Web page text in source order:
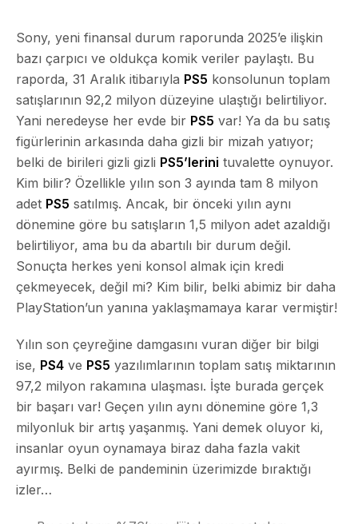
Sony, yeni finansal durum raporunda 2025’e ilişkin
bazı çarpıcı ve oldukça komik veriler paylaştı. Bu
raporda, 31 Aralık itibarıyla PS5 konsolunun toplam
satışlarının 92,2 milyon düzeyine ulaştığı belirtiliyor.
Yani neredeyse her evde bir PS5 var! Ya da bu satış
figürlerinin arkasında daha gizli bir mizah yatıyor;
belki de birileri gizli gizli PS5’lerini tuvalette oynuyor.
Kim bilir? Özellikle yılın son 3 ayında tam 8 milyon
adet PS5 satılmış. Ancak, bir önceki yılın aynı
dönemine göre bu satışların 1,5 milyon adet azaldığı
belirtiliyor, ama bu da abartılı bir durum değil.
Sonuçta herkes yeni konsol almak için kredi
çekmeyecek, değil mi? Kim bilir, belki abimiz bir daha
PlayStation’un yanına yaklaşmamaya karar vermiştir!
Yılın son çeyreğine damgasını vuran diğer bir bilgi
ise, PS4 ve PS5 yazılımlarının toplam satış miktarının
97,2 milyon rakamına ulaşması. İşte burada gerçek
bir başarı var! Geçen yılın aynı dönemine göre 1,3
milyonluk bir artış yaşanmış. Yani demek oluyor ki,
insanlar oyun oynamaya biraz daha fazla vakit
ayırmış. Belki de pandeminin üzerimizde bıraktığı
izler…